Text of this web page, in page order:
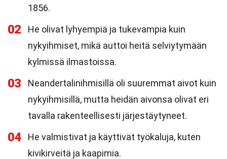
1856.
02
He olivat lyhyempiä ja tukevampia kuin
nykyihmiset, mikä auttoi heitä selviytymään
kylmissä ilmastoissa.
03
Neandertalinihmisillä oli suuremmat aivot kuin
nykyihmisillä, mutta heidän aivonsa olivat eri
tavalla rakenteellisesti järjestäytyneet.
04
He valmistivat ja käyttivät työkaluja, kuten
kivikirveitä ja kaapimia.